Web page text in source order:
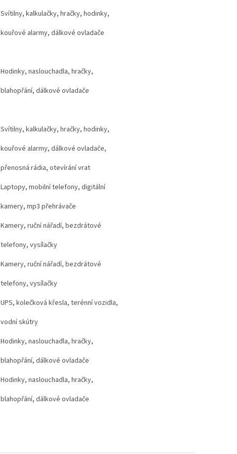
Svítilny, kalkulačky, hračky, hodinky,
kouřové alarmy, dálkové ovladače
Hodinky, naslouchadla, hračky,
blahopřání, dálkové ovladače
Svítilny, kalkulačky, hračky, hodinky,
kouřové alarmy, dálkové ovladače,
přenosná rádia, otevírání vrat
Laptopy, mobilní telefony, digitální
kamery, mp3 přehrávače
Kamery, ruční nářadí, bezdrátové
telefony, vysílačky
Kamery, ruční nářadí, bezdrátové
telefony, vysílačky
UPS, kolečková křesla, terénní vozidla,
vodní skútry
Hodinky, naslouchadla, hračky,
blahopřání, dálkové ovladače
Hodinky, naslouchadla, hračky,
blahopřání, dálkové ovladače